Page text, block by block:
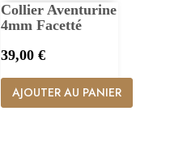
Collier Aventurine
4mm Facetté
Prix
39,00 €
AJOUTER AU PANIER